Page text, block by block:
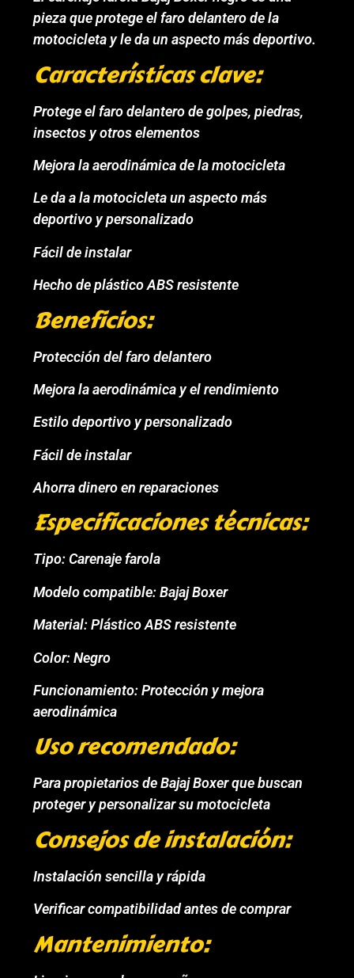
pieza que protege el faro delantero de la
motocicleta y le da un aspecto más deportivo.
Características clave:
Protege el faro delantero de golpes, piedras,
insectos y otros elementos
Mejora la aerodinámica de la motocicleta
Le da a la motocicleta un aspecto más
deportivo y personalizado
Fácil de instalar
Hecho de plástico ABS resistente
Beneficios:
Protección del faro delantero
Mejora la aerodinámica y el rendimiento
Estilo deportivo y personalizado
Fácil de instalar
Ahorra dinero en reparaciones
Especificaciones técnicas:
Tipo: Carenaje farola
Modelo compatible: Bajaj Boxer
Material: Plástico ABS resistente
Color: Negro
Funcionamiento: Protección y mejora
aerodinámica
Uso recomendado:
Para propietarios de Bajaj Boxer que buscan
proteger y personalizar su motocicleta
Consejos de instalación:
Instalación sencilla y rápida
Verificar compatibilidad antes de comprar
Mantenimiento: